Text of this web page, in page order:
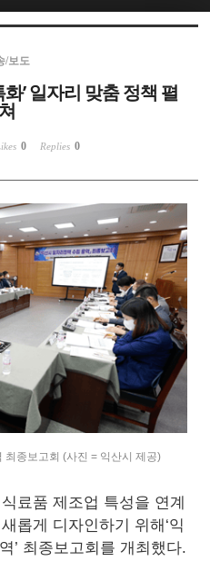
/보도
’ 일자리 맞춤 정책 펼
쳐
0 Replies 0
종보고회 (사진 = 익산시 제공)
료품 제조업 특성을 연계
롭게 디자인하기 위해‘익
’ 최종보고회를 개최했다.
치북5
치북5